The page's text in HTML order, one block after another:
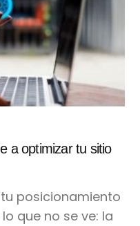
a optimizar tu sitio
posicionamiento
que no se ve: la